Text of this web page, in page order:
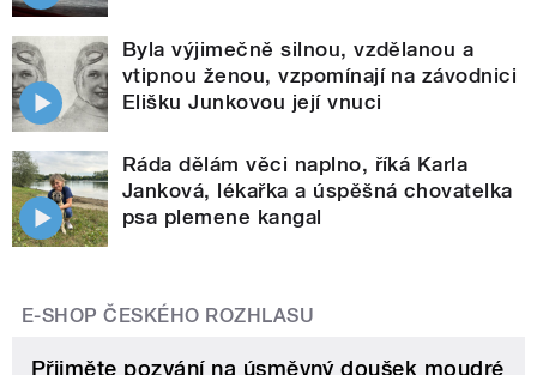
Byla výjimečně silnou, vzdělanou a
vtipnou ženou, vzpomínají na závodnici
Elišku Junkovou její vnuci
Ráda dělám věci naplno, říká Karla
Janková, lékařka a úspěšná chovatelka
psa plemene kangal
E-SHOP ČESKÉHO ROZHLASU
Přijměte pozvání na úsměvný doušek moudré